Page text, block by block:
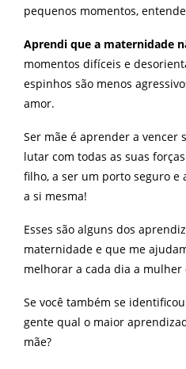
pequenos momentos,
Aprendi que a maternidade
momentos difíceis e
espinhos são menos
amor.
Ser mãe é aprender a vencer
lutar com todas as suas
filho, a ser um porto seguro e
a si mesma!
Esses são alguns dos
maternidade e que me
melhorar a cada dia a mulher
Se você também se
gente qual o maior
mãe?